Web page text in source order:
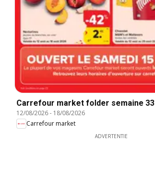
Carrefour market folder semaine 33
12/08/2026- 18/08/2026
Carrefour market
ADVERTENTIE